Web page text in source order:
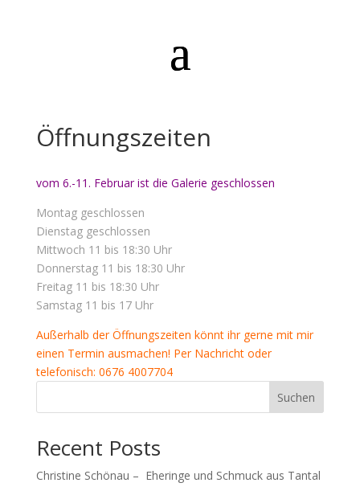
Öffnungszeiten
vom 6.-11. Februar ist die Galerie geschlossen
Montag geschlossen
Dienstag geschlossen
Mittwoch 11 bis 18:30 Uhr
Donnerstag 11 bis 18:30 Uhr
Freitag 11 bis 18:30 Uhr
Samstag 11 bis 17 Uhr
Außerhalb der Öffnungszeiten könnt ihr gerne mit mir
einen Termin ausmachen! Per Nachricht oder
telefonisch: 0676 4007704
Suchen
Recent Posts
Christine Schönau – Eheringe und Schmuck aus Tantal